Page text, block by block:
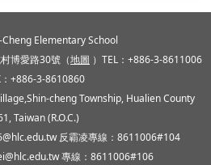
Elementary School
博愛路30號（地圖 ）TEL：+886-3-8611006
+886-3-8610860
cheng Township, Hualien County
Taiwan (R.O.C.)
反霸凌專線：8611006#104
專線：8611006#106